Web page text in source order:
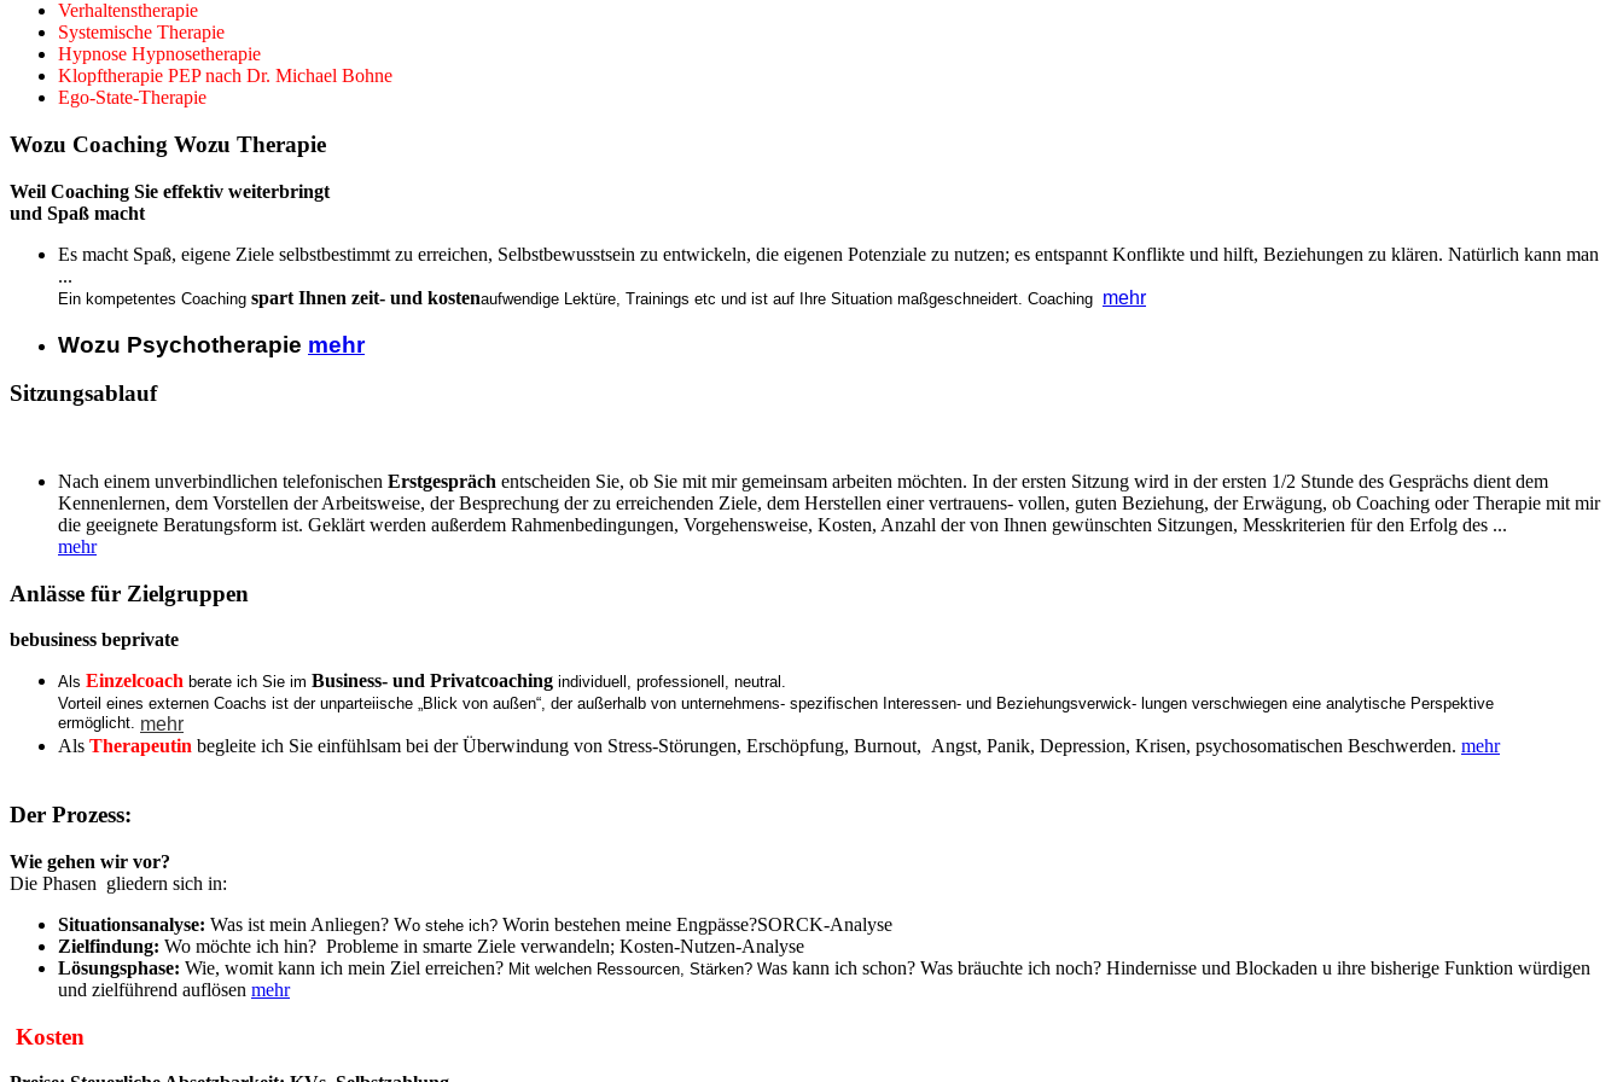
Verhaltenstherapie
Systemische Therapie
Hypnose Hypnosetherapie
Klopftherapie PEP nach Dr. Michael Bohne
Ego-State-Therapie
Wozu Coaching Wozu Therapie
Weil Coaching Sie effektiv weiterbringt
und Spaß macht
Es macht Spaß, eigene Ziele selbstbestimmt zu erreichen, Selbstbewusstsein zu entwickeln, die eigenen Potenziale zu nutzen; es entspannt Konflikte und hilft, Beziehungen zu klären. Natürlich kann man
...
Ein kompetentes Coaching spart Ihnen zeit- und kostenaufwendige Lektüre, Trainings etc und ist auf Ihre Situation maßgeschneidert. Coaching mehr
Wozu Psychotherapie mehr
Sitzungsablauf
Nach einem unverbindlichen telefonischen Erstgespräch entscheiden Sie, ob Sie mit mir gemeinsam arbeiten möchten. In der ersten Sitzung wird in der ersten 1/2 Stunde des Gesprächs dient dem
Kennenlernen, dem Vorstellen der Arbeitsweise, der Besprechung der zu erreichenden Ziele, dem Herstellen einer vertrauens- vollen, guten Beziehung, der Erwägung, ob Coaching oder Therapie mit mir
die geeignete Beratungsform ist. Geklärt werden außerdem Rahmenbedingungen, Vorgehensweise, Kosten, Anzahl der von Ihnen gewünschten Sitzungen, Messkriterien für den Erfolg des ...
mehr
Anlässe für Zielgruppen
bebusiness beprivate
Als Einzelcoach berate ich Sie im Business- und Privatcoaching individuell, professionell, neutral.
Vorteil eines externen Coachs ist der unparteiische „Blick von außen“, der außerhalb von unternehmens- spezifischen Interessen- und Beziehungsverwick- lungen verschwiegen eine analytische Perspektive
ermöglicht. mehr
Als Therapeutin begleite ich Sie einfühlsam bei der Überwindung von Stress-Störungen, Erschöpfung, Burnout, Angst, Panik, Depression, Krisen, psychosomatischen Beschwerden. mehr
Der Prozess:
Wie gehen wir vor?
Die Phasen gliedern sich in:
Situationsanalyse: Was ist mein Anliegen? Wo stehe ich? Worin bestehen meine Engpässe?SORCK-Analyse
Zielfindung: Wo möchte ich hin? Probleme in smarte Ziele verwandeln; Kosten-Nutzen-Analyse
Lösungsphase: Wie, womit kann ich mein Ziel erreichen? Mit welchen Ressourcen, Stärken? Was kann ich schon? Was bräuchte ich noch? Hindernisse und Blockaden u ihre bisherige Funktion würdigen
und zielführend auflösen mehr
Kosten